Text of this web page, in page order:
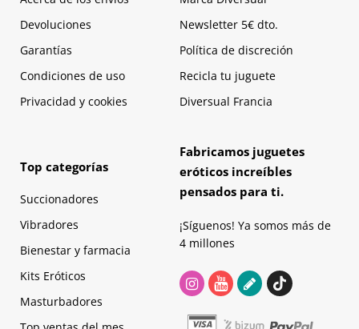
Devoluciones
Garantías
Condiciones de uso
Privacidad y cookies
Newsletter 5€ dto.
Política de discreción
Recicla tu juguete
Diversual Francia
Top categorías
Succionadores
Vibradores
Bienestar y farmacia
Kits Eróticos
Masturbadores
Fabricamos juguetes
eróticos increíbles
pensados para ti.
¡Síguenos! Ya somos más de
4 millones